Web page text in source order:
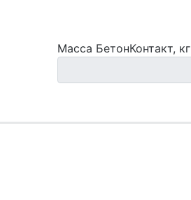
Масса БетонКонтакт, кг